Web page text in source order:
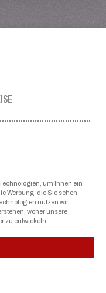
um Ihnen ein
Werbung, die Sie sehen,
nutzen wir
woher unsere
zu entwickeln.